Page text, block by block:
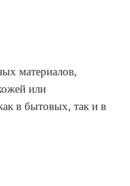
материалов,
или
в бытовых, так и в